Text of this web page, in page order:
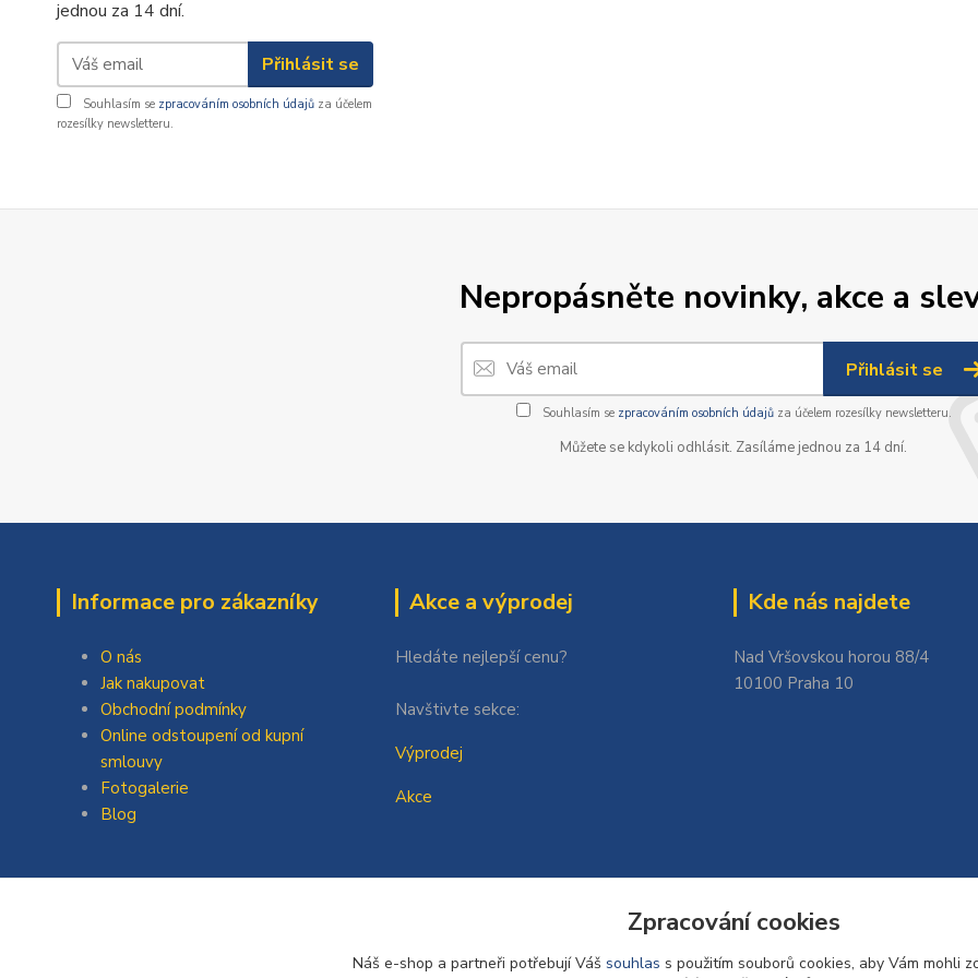
jednou za 14 dní.
Přihlásit se
Souhlasím se zpracováním osobních údajů za účelem
rozesílky newsletteru.
Nepropásněte novinky, akce a
Přihlásit se
Souhlasím se zpracováním osobních údajůza účelem rozesílky newsletteru.
Můžete se kdykoli odhlásit. Zasíláme jednou za 14 dní.
Informace pro zákazníky
O nás
Jak nakupovat
Obchodní podmínky
Online odstoupení od kupní
smlouvy
Fotogalerie
Blog
Akce a výprodej
Hledáte nejlepší cenu?
Navštivte sekce:
Výprodej
Akce
Kde nás najdete
Nad Vršovskou horou 88/4
10100 Praha 10
Zpracování cookies
Náš e-shop a partneři potřebují Váš souhlas s použitím souborů cookies, aby Vám mohli